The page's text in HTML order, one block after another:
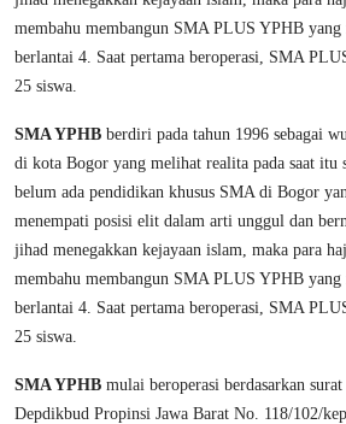
membahu membangun SMA PLUS YPHB yang
berlantai 4. Saat pertama beroperasi, SMA
25 siswa.
SMA YPHB berdiri pada tahun 1996 sebagai
di kota Bogor yang melihat realita pada saat itu
belum ada pendidikan khusus SMA di Bogor
menempati posisi elit dalam arti unggul dan
jihad menegakkan kejayaan islam, maka para
membahu membangun SMA PLUS YPHB yang
berlantai 4. Saat pertama beroperasi, SMA
25 siswa.
SMA YPHB mulai beroperasi berdasarkan
Depdikbud Propinsi Jawa Barat No. 118/102/